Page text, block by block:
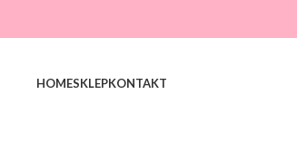
HOMESKLEPKONTAKT